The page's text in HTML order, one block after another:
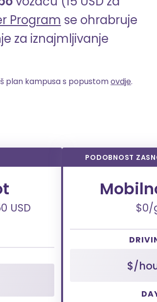
Program se ohrabruje
za iznajmljivanje
plan kampusa s popustomovdje.
USD
PODOBNOST
$0/
$/